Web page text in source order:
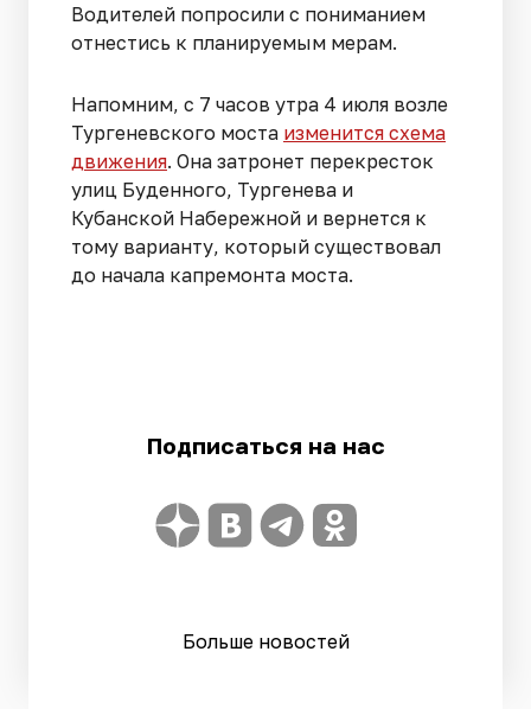
Водителей попросили с пониманием
отнестись к планируемым мерам.
Напомним, с 7 часов утра 4 июля возле
Тургеневского моста изменится схема
движения. Она затронет перекресток
улиц Буденного, Тургенева и
Кубанской Набережной и вернется к
тому варианту, который существовал
до начала капремонта моста.
Подписаться на нас
Больше новостей